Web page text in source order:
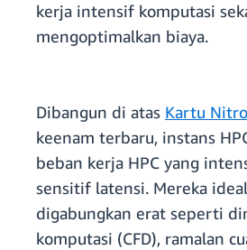
kerja intensif komputasi
mengoptimalkan biaya.
Dibangun di atas Kartu
keenam terbaru, instans
beban kerja HPC yang
sensitif latensi. Mereka
digabungkan erat seperti
komputasi (CFD), ramalan